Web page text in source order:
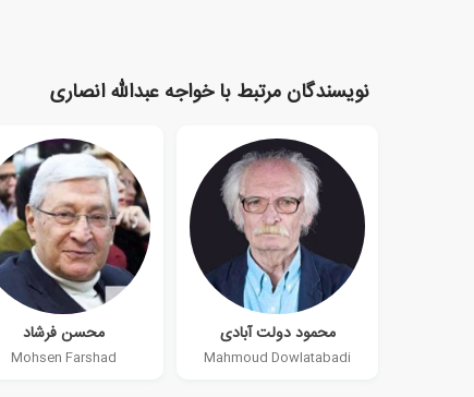
نویسندگان مرتبط با خواجه عبدالله انصاری
محمود دولت آبادی
Mahmoud Dowlatabadi
محسن فرشاد
Mohsen Farshad